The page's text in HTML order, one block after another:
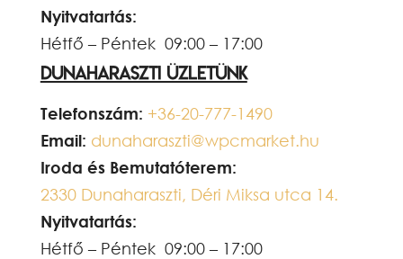
Nyitvatartás:
Hétfő – Péntek 09:00 – 17:00
Dunaharaszti üzletünk
Telefonszám: +36-20-777-1490
Email: dunaharaszti@wpcmarket.hu
Iroda és Bemutatóterem:
2330 Dunaharaszti, Déri Miksa utca 14.
Nyitvatartás:
Hétfő – Péntek 09:00 – 17:00